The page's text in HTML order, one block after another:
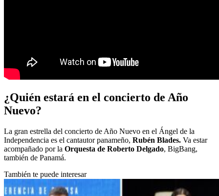
¿Quién estará en el concierto de Año
Nuevo?
La gran estrella del concierto de Año Nuevo en el Ángel de la
Independencia es el cantautor panameño, Rubén Blades. Va estar
acompañado por la Orquesta de Roberto Delgado, BigBang,
también de Panamá.
También te puede interesar